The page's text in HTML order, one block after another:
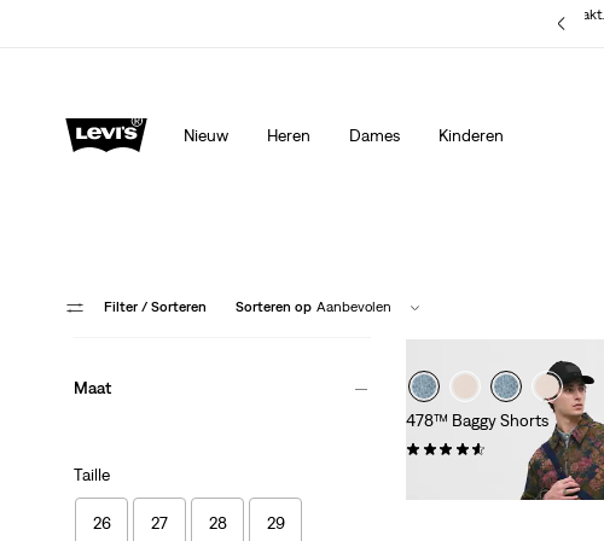
Levi's App. Het beste van Levi’s®, speciaal voor jou op maat gemaakt.
Nieuw Heren Dames Kinderen
Filter / Sorteren Sorteren op Aanbevolen
Maat
Taille
26 27 28 29
478™ Baggy Shorts